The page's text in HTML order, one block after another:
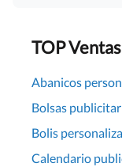
TOP
Abanicos
Bolsas
Bolis
Calendario